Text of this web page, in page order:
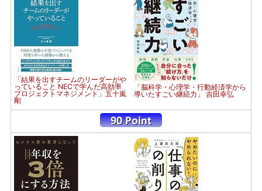
「結果を出すチームのリーダーがや
っていること NECで学んだ高効率
プロジェクトマネジメント」五十嵐
剛
「脳科学・心理学・行動経済学から
導いたすごい継続力」 吉田幸弘